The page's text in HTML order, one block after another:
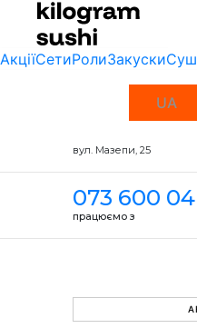
АкціїСетиРолиЗакуски
UA
вул. Мазепи, 25
073 600
працюємо з